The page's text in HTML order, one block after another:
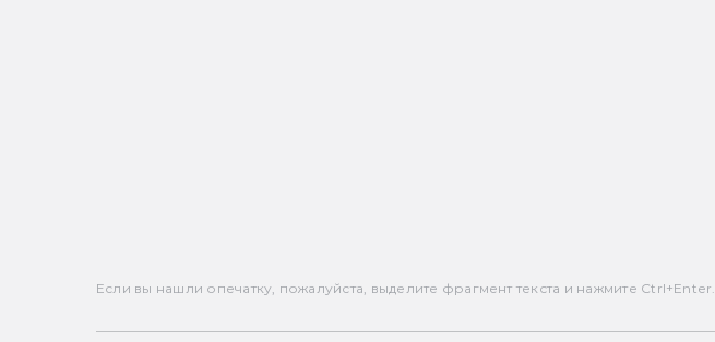
Если вы нашли опечатку, пожалуйста, выделите фрагмент текста и нажмите Ctrl+Enter.